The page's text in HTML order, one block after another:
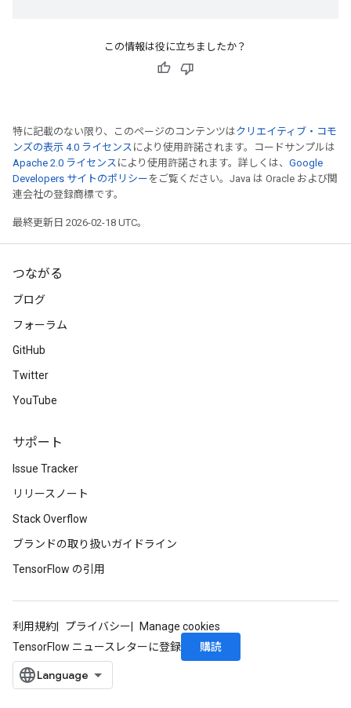
この情報は役に立ちましたか？
特に記載のない限り、このページのコンテンツはクリエイティブ・コモ
ンズの表示 4.0 ライセンス により使用許諾されます。コードサンプルは
Apache 2.0 ライセンス により使用許諾されます。詳しくは、 Google
Developers サイトのポリシー をご覧ください。Java は Oracle および関
連会社の登録商標です。
最終更新日 2026-02-18 UTC。
つながる
ブログ
フォーラム
GitHub
Twitter
YouTube
サポート
Issue Tracker
リリースノート
Stack Overflow
ブランドの取り扱いガイドライン
TensorFlow の引用
利用規約 プライバシー
Manage cookies
TensorFlow ニュースレターに登録
購読